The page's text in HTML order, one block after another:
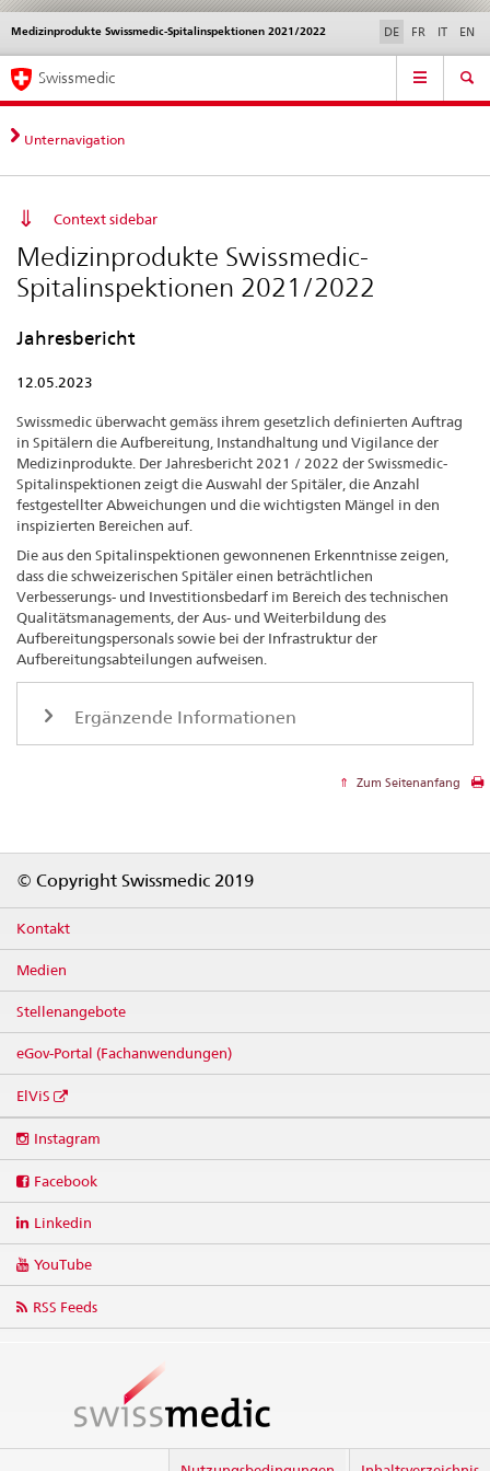
Direktnavigation
News,
Rechtsgrundlagen,
Kontakt
News & Updates Kontakt | Support & Hilfe
Medizinprodukte Swissmedic-Spitalinspektionen 2021/2022
Sprachwahl DE FR IT EN
Service
Hauptnavigation
Swissmedic
Unternavigation
Context sidebar
Medizinprodukte Swissmedic-
Spitalinspektionen 2021/2022
Jahresbericht
12.05.2023
Swissmedic überwacht gemäss ihrem gesetzlich definierten Auftrag
in Spitälern die Aufbereitung, Instandhaltung und Vigilance der
Medizinprodukte. Der Jahresbericht 2021 / 2022 der Swissmedic-
Spitalinspektionen zeigt die Auswahl der Spitäler, die Anzahl
festgestellter Abweichungen und die wichtigsten Mängel in den
inspizierten Bereichen auf.
Die aus den Spitalinspektionen gewonnenen Erkenntnisse zeigen,
dass die schweizerischen Spitäler einen beträchtlichen
Verbesserungs- und Investitionsbedarf im Bereich des technischen
Qualitätsmanagements, der Aus- und Weiterbildung des
Aufbereitungspersonals sowie bei der Infrastruktur der
Aufbereitungsabteilungen aufweisen.
Ergänzende Informationen
Zum Seitenanfang
© Copyright Swissmedic 2019
Kontakt
Medien
Stellenangebote
eGov-Portal (Fachanwendungen)
ElViS
media
Instagram
Facebook
Linkedin
YouTube
RSS Feeds